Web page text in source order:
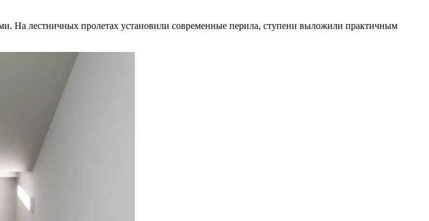
На лестничных пролетах установили современные перила, ступени выложили практичным